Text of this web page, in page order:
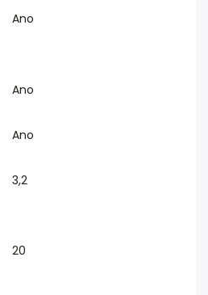
Ano
Ano
Ano
3,2
20